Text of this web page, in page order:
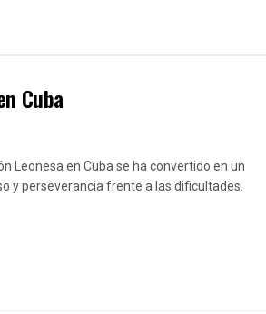
Cuba
Leonesa en Cuba se ha convertido en un
y perseverancia frente a las dificultades.